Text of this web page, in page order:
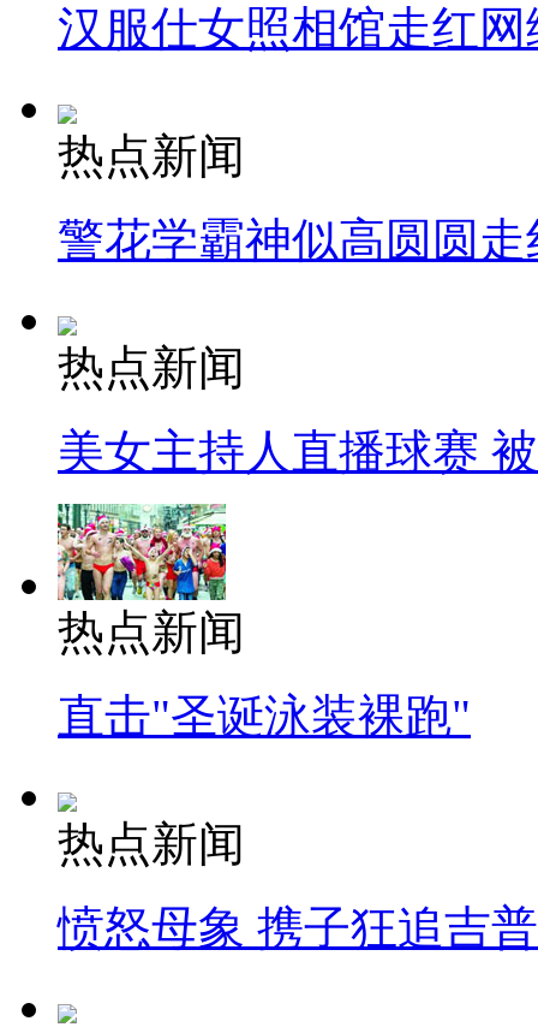
汉服仕女照相馆走红网
热点新闻
警花学霸神似高圆圆走
热点新闻
美女主持人直播球赛
热点新闻
直击"圣诞泳装裸跑"
热点新闻
愤怒母象 携子狂追吉